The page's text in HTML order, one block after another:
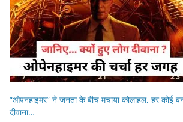
“ओपनहाइमर” ने जनता के बीच मचाया कोलाहल, हर कोई
दीवाना…